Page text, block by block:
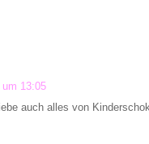
13:05
auch alles von